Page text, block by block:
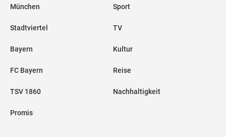
München
Stadtviertel
Bayern
FC Bayern
TSV 1860
Promis
Sport
TV
Kultur
Reise
Nachhaltigkeit